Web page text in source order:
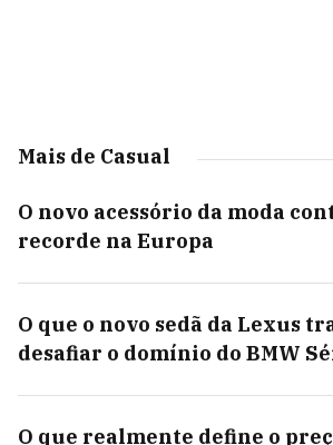
Mais de Casual
O novo acessório da moda
recorde na Europa
O que o novo sedã da Lexus
desafiar o domínio do BMW
O que realmente define o